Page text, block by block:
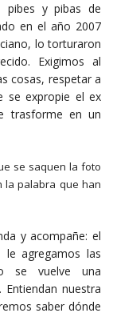
pibes y pibas de
en el año 2007
lo torturaron
Exigimos al
cosas, respetar a
se expropie el ex
trasforme en un
se saquen la foto
la palabra que han
y acompañe: el
agregamos las
se vuelve una
nuestra
saber dónde